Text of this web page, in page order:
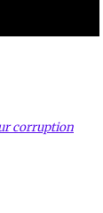
corruption